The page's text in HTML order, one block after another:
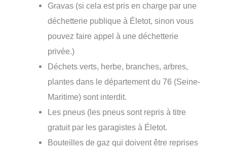
Gravas (si cela est pris en charge par une
déchetterie publique à Életot, sinon vous
pouvez faire appel à une déchetterie
privée.)
Déchets verts, herbe, branches, arbres,
plantes dans le département du 76 (Seine-
Maritime) sont interdit.
Les pneus (les pneus sont repris à titre
gratuit par les garagistes à Életot.
Bouteilles de gaz qui doivent être reprises